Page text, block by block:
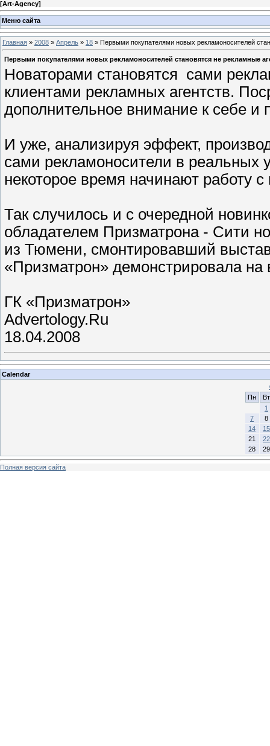
[Art-Agency]
Меню сайта
Главная » 2008 » Апрель » 18 » Первыми покупателями новых рекламоносителей
Первыми покупателями новых рекламоносителей становятся не рекламные
Новаторами становятся сами
клиентами рекламных агентств.
дополнительное внимание к себе и
И уже, анализируя эффект,
сами рекламоносители в реальных
некоторое время начинают работу
Так случилось и с очередной
обладателем Призматрона - Сити
из Тюмени, смонтировавший
«Призматрон» демонстрировала
ГК «Призматрон»
Advertology.Ru
18.04.2008
Calendar
Пн
Вт
1
7
8
14
15
21
22
28
29
Полная версия сайта